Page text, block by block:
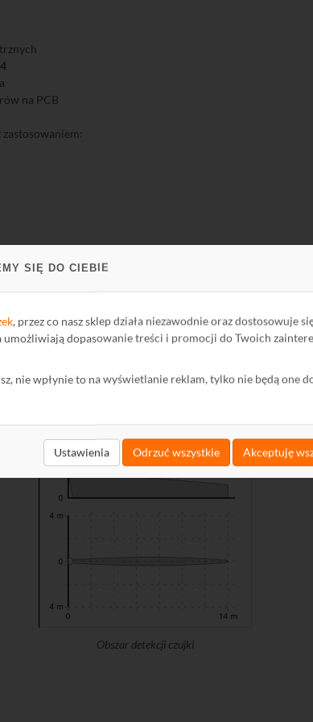
SIĘ DO CIEBIE
, przez co nasz sklep działa niezawodnie oraz dostosowuje
umożliwiają dopasowanie treści i promocji do Twoich
nie wpłynie to na wyświetlanie reklam, tylko nie będą one
Ustawienia Odrzuć wszystkie Akceptuję
na PCB
E-2A
AGATE, również na uchwycie
czujki od ściany lub sufitu
przewodów 50 cm)
Obszar detekcji czujki